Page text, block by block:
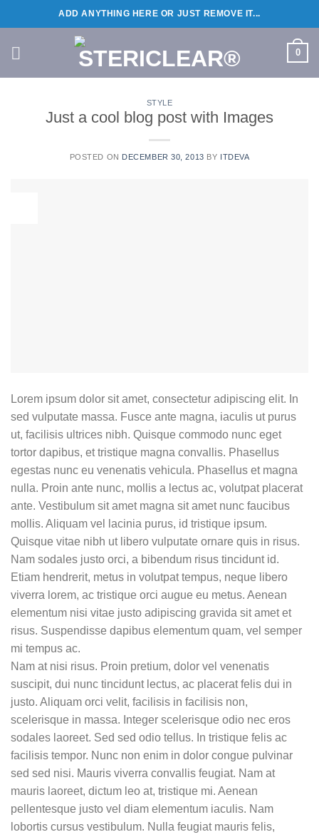
to
ADD ANYTHING HERE OR JUST REMOVE IT...
0
STYLE
Just a cool blog post with Images
POSTED ON DECEMBER 30, 2013 BY ITDEVA
Lorem ipsum dolor sit amet, consectetur adipiscing elit. In
sed vulputate massa. Fusce ante magna, iaculis ut purus
ut, facilisis ultrices nibh. Quisque commodo nunc eget
tortor dapibus, et tristique magna convallis. Phasellus
egestas nunc eu venenatis vehicula. Phasellus et magna
nulla. Proin ante nunc, mollis a lectus ac, volutpat placerat
ante. Vestibulum sit amet magna sit amet nunc faucibus
mollis. Aliquam vel lacinia purus, id tristique ipsum.
Quisque vitae nibh ut libero vulputate ornare quis in risus.
Nam sodales justo orci, a bibendum risus tincidunt id.
Etiam hendrerit, metus in volutpat tempus, neque libero
viverra lorem, ac tristique orci augue eu metus. Aenean
elementum nisi vitae justo adipiscing gravida sit amet et
risus. Suspendisse dapibus elementum quam, vel semper
mi tempus ac.
Nam at nisi risus. Proin pretium, dolor vel venenatis
suscipit, dui nunc tincidunt lectus, ac placerat felis dui in
justo. Aliquam orci velit, facilisis in facilisis non,
scelerisque in massa. Integer scelerisque odio nec eros
sodales laoreet. Sed sed odio tellus. In tristique felis ac
facilisis tempor. Nunc non enim in dolor congue pulvinar
sed sed nisi. Mauris viverra convallis feugiat. Nam at
mauris laoreet, dictum leo at, tristique mi. Aenean
pellentesque justo vel diam elementum iaculis. Nam
lobortis cursus vestibulum. Nulla feugiat mauris felis,